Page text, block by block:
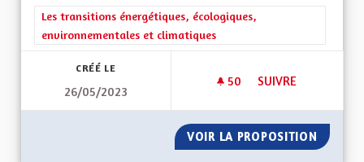
Filtrer les résultats de la catégorie : Les transitions
Les transitions énergétiques, écologiques,
environnementales et climatiques
CRÉÉ LE
26/05/2023
50 50 ABONNÉS
SUIVRE
VOIR LA PROPOSITION